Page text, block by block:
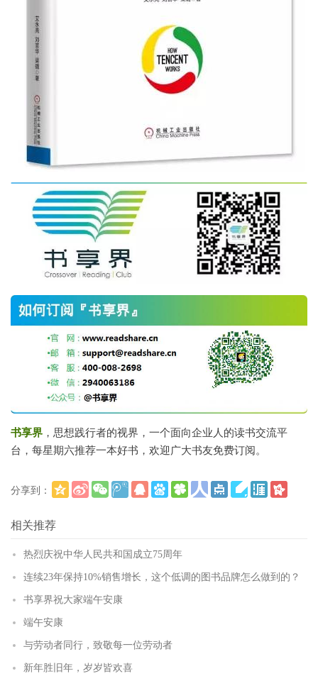
书享界 ，思想践行者的视界，一个面向企业人的读书交流平
台，每星期六推荐一本好书，欢迎广大书友免费订阅。
分享到：
相关推荐
热烈庆祝中华人民共和国成立75周年
连续23年保持10%销售增长，这个低调的图书品牌怎么做到的？
书享界祝大家端午安康
端午安康
与劳动者同行，致敬每一位劳动者
新年胜旧年，岁岁皆欢喜